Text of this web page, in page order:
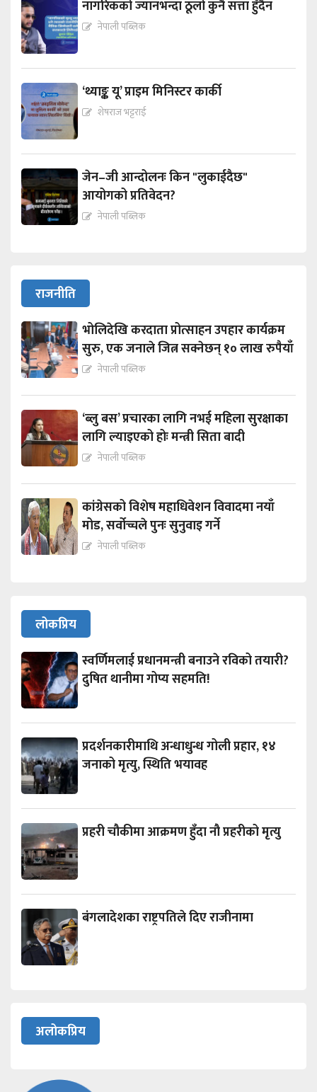
नागरिकको ज्यानभन्दा ठूलो कुनै सत्ता हुँदैन
नेपाली पब्लिक
‘थ्याङ्क यू’ प्राइम मिनिस्टर कार्की
शेषराज भट्टराई
जेन–जी आन्दोलनः किन "लुकाईदैछ"
आयोगको प्रतिवेदन?
नेपाली पब्लिक
राजनीति
भोलिदेखि करदाता प्रोत्साहन उपहार कार्यक्रम
सुरु, एक जनाले जित्न सक्नेछन् १० लाख रुपैयाँ
नेपाली पब्लिक
‘ब्लु बस’ प्रचारका लागि नभई महिला सुरक्षाका
लागि ल्याइएको होः मन्त्री सिता बादी
नेपाली पब्लिक
कांग्रेसको विशेष महाधिवेशन विवादमा नयाँ
मोड, सर्वोच्चले पुनः सुनुवाइ गर्ने
नेपाली पब्लिक
लोकप्रिय
स्वर्णिमलाई प्रधानमन्त्री बनाउने रविको तयारी?
दुषित थानीमा गोप्य सहमति!
प्रदर्शनकारीमाथि अन्धाधुन्ध गोली प्रहार, १४
जनाको मृत्यु, स्थिति भयावह
प्रहरी चौकीमा आक्रमण हुँदा नौ प्रहरीको मृत्यु
बंगलादेशका राष्ट्रपतिले दिए राजीनामा
अलोकप्रिय